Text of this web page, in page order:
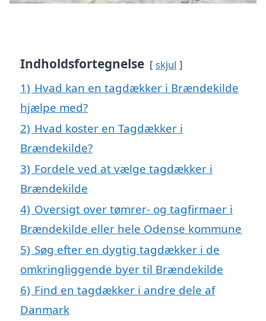
Indholdsfortegnelse skjul
1) Hvad kan en tagdækker i Brændekilde
hjælpe med?
2) Hvad koster en Tagdækker i
Brændekilde?
3) Fordele ved at vælge tagdækker i
Brændekilde
4) Oversigt over tømrer- og tagfirmaer i
Brændekilde eller hele Odense kommune
5) Søg efter en dygtig tagdækker i de
omkringliggende byer til Brændekilde
6) Find en tagdækker i andre dele af
Danmark